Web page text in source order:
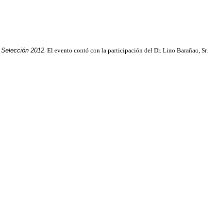
Selección 2012. El evento contó con la participación del Dr. Lino Barañao, Sr.